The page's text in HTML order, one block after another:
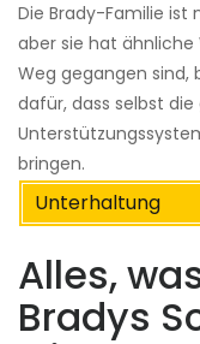
Die Brady-Familie ist
aber sie hat ähnliche
Weg gegangen sind,
dafür, dass selbst
bringen.
Unterhaltung
Alles,
Bradys